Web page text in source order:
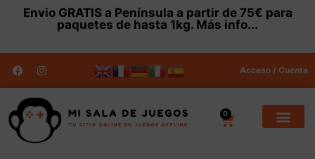
Envio GRATISa Península a partir de 75€ para
paquetes de hasta 1kg. Más info...
Acceso / Cuenta
0